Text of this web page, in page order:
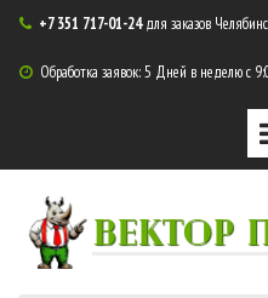
 +7 351 717-01-24для заказов
 Обработка заявок: 5 Дней в неделю с
ВЕКТОР